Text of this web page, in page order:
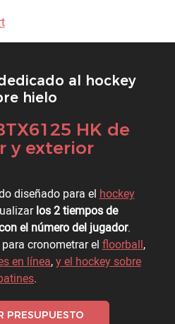
al hockey
hielo
HK de
y exterior
diseñado para el hockey
los 2 tiempos de
el número del jugador.
cronometrar el floorball,
en línea,y el hockey sobre
.
PRESUPUESTO